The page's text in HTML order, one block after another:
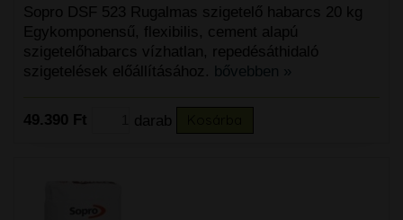
Sopro DSF 523 Rugalmas szigetelő habarcs 20 kg
Egykomponensű, flexibilis, cement alapú
szigetelőhabarcs vízhatlan, repedésáthidaló
szigetelések előállításához. bővebben »
49.390 Ft darab